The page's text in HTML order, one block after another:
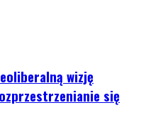
wizję
się